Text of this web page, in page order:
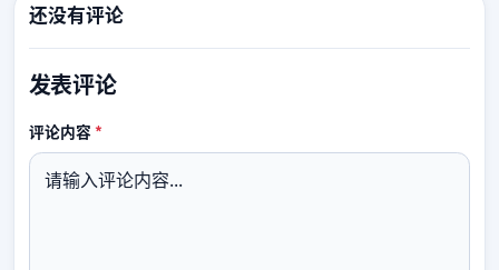
还没有评论
发表评论
评论内容*必填